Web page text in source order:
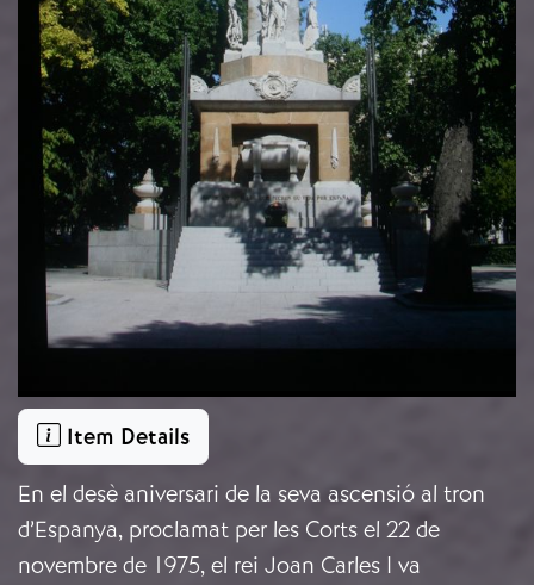
Item Details
En el desè aniversari de la seva ascensió al tron
d’Espanya, proclamat per les Corts el 22 de
novembre de 1975, el rei Joan Carles I va